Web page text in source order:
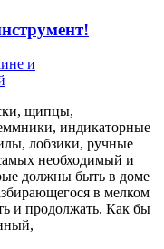
и
щипцы,
индикаторные
лобзики, ручные
необходимый и
должны быть в доме
в мелком
и продолжать. Как бы